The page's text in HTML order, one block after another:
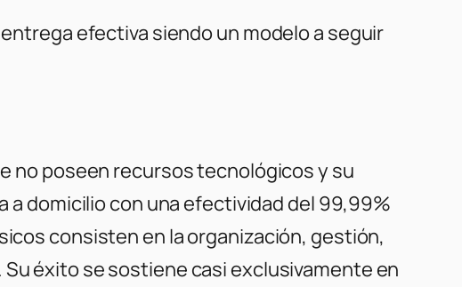
efectiva siendo un modelo a seguir
no poseen recursos tecnológicos y su
a domicilio con una efectividad del 99,99%
consisten en la organización, gestión,
éxito se sostiene casi exclusivamente en